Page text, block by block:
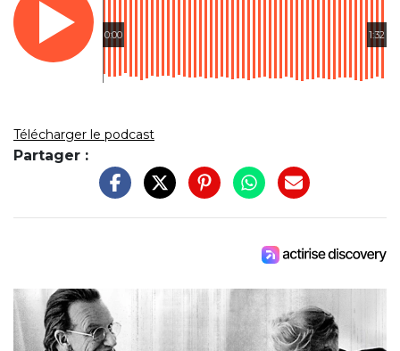
0:00 1:32
Télécharger le podcast
Partager :